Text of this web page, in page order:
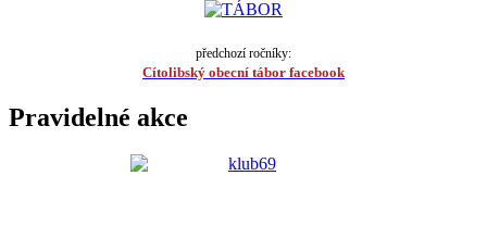
předchozí ročníky:
Cítolibský obecní tábor facebook
Pravidelné akce